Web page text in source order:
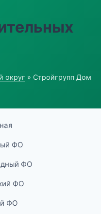
округ » Стройгрупп Дом
ФО
ФО
ФО
ФО